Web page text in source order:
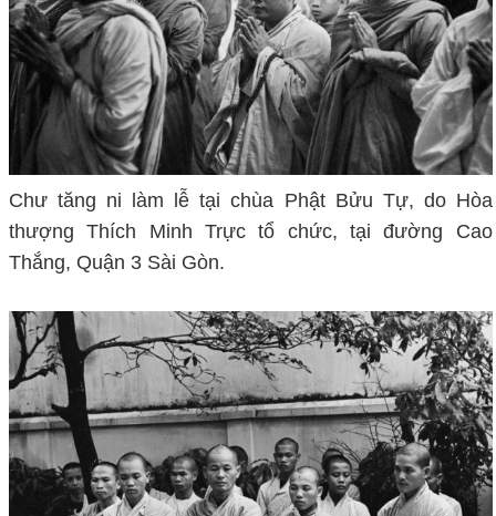
Chư tăng ni làm lễ tại chùa Phật Bửu Tự, do Hòa
thượng Thích Minh Trực tổ chức, tại đường Cao
Thắng, Quận 3 Sài Gòn.